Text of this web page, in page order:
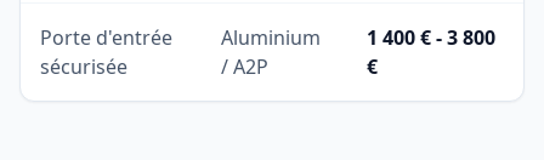
Porte d'entrée
sécurisée
Aluminium
/ A2P
1 400 € - 3 800
€